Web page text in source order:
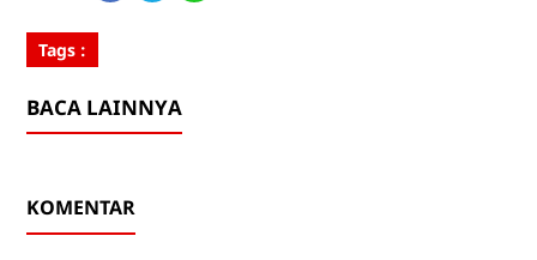
Tags :
BACA LAINNYA
KOMENTAR